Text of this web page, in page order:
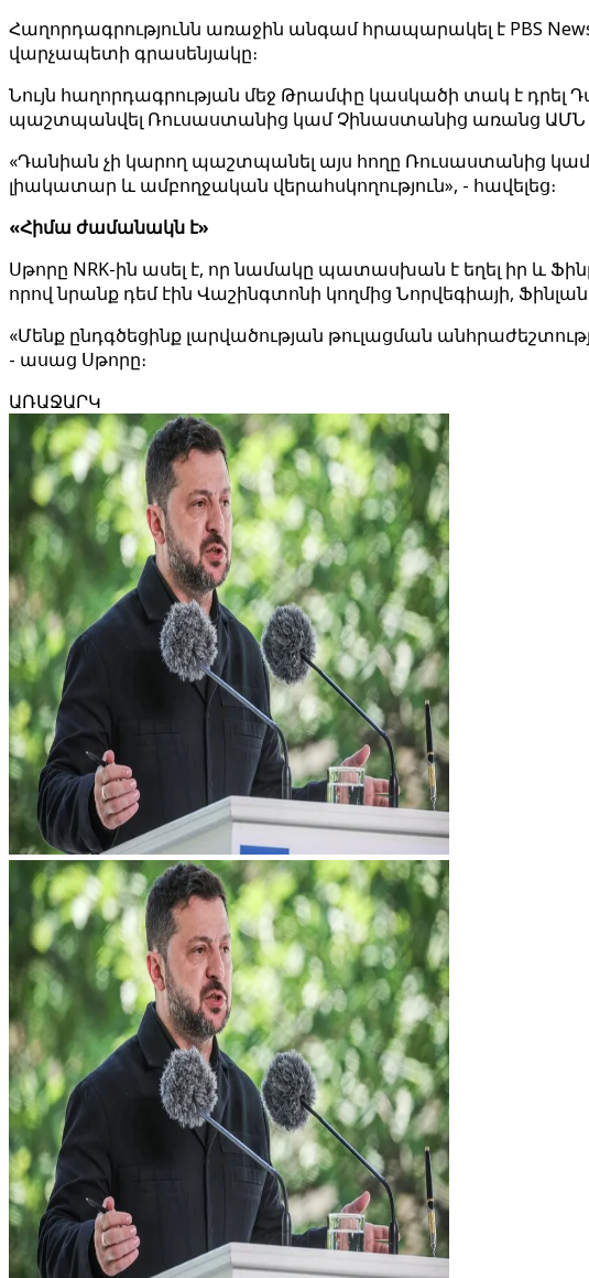
Հաղորդագրությունն առաջին անգամ հրապարակել է PBS
վարչապետի գրասենյակը։
Նույն հաղորդագրության մեջ Թրամփը կասկածի տակ է դրել
պաշտպանվել Ռուսաստանից կամ Չինաստանից առանց ԱՄՆ
«Դանիան չի կարող պաշտպանել այս հողը Ռուսաստանից
լիակատար և ամբողջական վերահսկողություն», - հավելեց։
«Հիմա ժամանակն է»
Սթորը NRK-ին ասել է, որ նամակը պատասխան է եղել իր և
որով նրանք դեմ էին Վաշինգտոնի կողմից Նորվեգիայի,
«Մենք ընդգծեցինք լարվածության թուլացման
- ասաց Սթորը։
ԱՌԱՋԱՐԿ